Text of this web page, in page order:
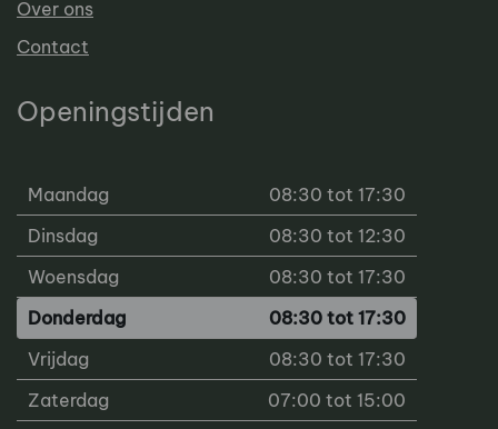
Over ons
Contact
Openingstijden
Maandag
08:30 tot 17:30
Dinsdag
08:30 tot 12:30
Woensdag
08:30 tot 17:30
Donderdag
08:30 tot 17:30
Vrijdag
08:30 tot 17:30
Zaterdag
07:00 tot 15:00